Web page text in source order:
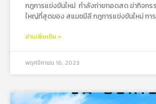
กฎการแข่งขันใหม่ กําลังถ่ายทอดสด ฆ่ากิจกร
ใหญ่ที่สุดของ สแมชมีลี กฎการแข่งขันใหม่ กา
อ่านเพิ่มเติม »
พฤศจิกายน 16, 2023